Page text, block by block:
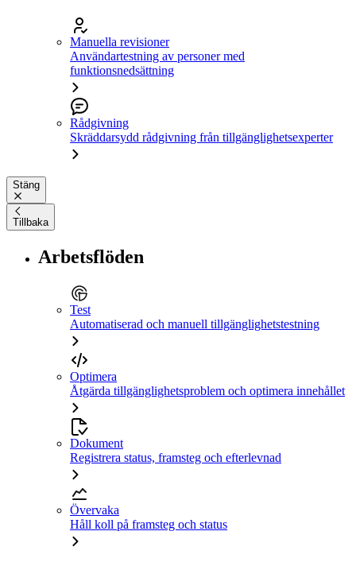
Manuella revisioner
Användartestning av personer med
funktionsnedsättning
Rådgivning
Skräddarsydd rådgivning från tillgänglighetsexperter
Stäng
Tillbaka
Arbetsflöden
Test
Automatiserad och manuell tillgänglighetstestning
Optimera
Åtgärda tillgänglighetsproblem och optimera innehållet
Dokument
Registrera status, framsteg och efterlevnad
Övervaka
Håll koll på framsteg och status